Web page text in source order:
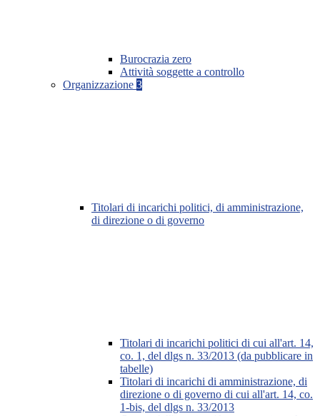
Burocrazia zero
Attività soggette a controllo
Organizzazione 3
Titolari di incarichi politici, di amministrazione,
di direzione o di governo
Titolari di incarichi politici di cui all'art. 14,
co. 1, del dlgs n. 33/2013 (da pubblicare in
tabelle)
Titolari di incarichi di amministrazione, di
direzione o di governo di cui all'art. 14, co.
1-bis, del dlgs n. 33/2013